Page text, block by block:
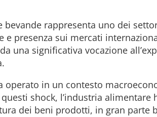
bevande rappresenta uno dei
e presenza sui mercati
una significativa vocazione
in un contesto
shock, l’industria
dei beni prodotti, in gran parte